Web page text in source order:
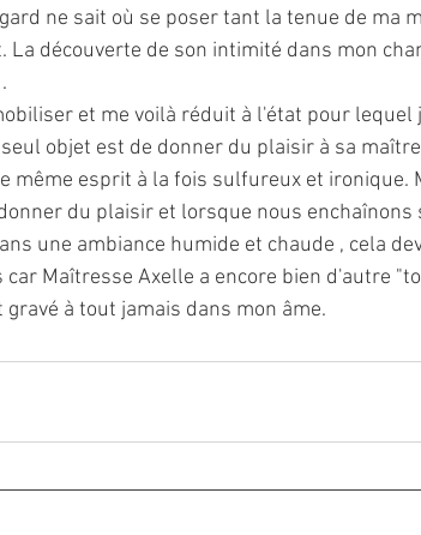
ne sait où se poser tant la tenue de ma
découverte de son intimité dans mon
et me voilà réduit à l'état pour lequel
objet est de donner du plaisir à sa
même esprit à la fois sulfureux et ironique.
du plaisir et lorsque nous enchaînons
une ambiance humide et chaude , cela
Maîtresse Axelle a encore bien d'autre
à tout jamais dans mon âme.